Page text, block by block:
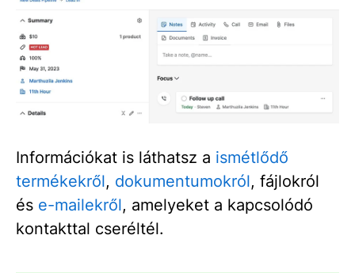
Információkat is láthatsz a ismétlődő
termékekről, dokumentumokról, fájlokról
és e-mailekről, amelyeket a kapcsolódó
kontakttal cseréltél.